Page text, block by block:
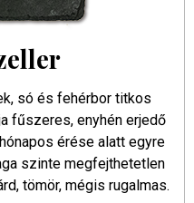
só és fehérbor titkos
fűszeres, enyhén erjedő
érése alatt egyre
szinte megfejthetetlen
tömör, mégis rugalmas.